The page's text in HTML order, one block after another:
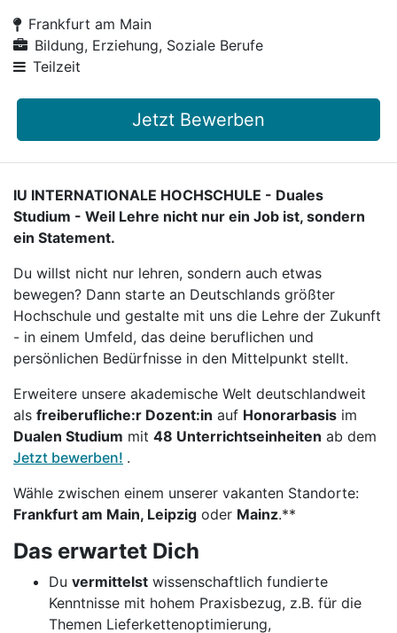
Frankfurt am Main
Bildung, Erziehung, Soziale Berufe
Teilzeit
Jetzt Bewerben
IU INTERNATIONALE HOCHSCHULE - Duales
Studium - Weil Lehre nicht nur ein Job ist, sondern
ein Statement.
Du willst nicht nur lehren, sondern auch etwas
bewegen? Dann starte an Deutschlands größter
Hochschule und gestalte mit uns die Lehre der Zukunft
- in einem Umfeld, das deine beruflichen und
persönlichen Bedürfnisse in den Mittelpunkt stellt.
Erweitere unsere akademische Welt deutschlandweit
als freiberufliche:r Dozent:in auf Honorarbasis im
Dualen Studium mit 48 Unterrichtseinheiten ab dem
Jetzt bewerben! .
Wähle zwischen einem unserer vakanten Standorte:
Frankfurt am Main, Leipzig oder Mainz.**
Das erwartet Dich
Du vermittelst wissenschaftlich fundierte
Kenntnisse mit hohem Praxisbezug, z.B. für die
Themen Lieferkettenoptimierung,